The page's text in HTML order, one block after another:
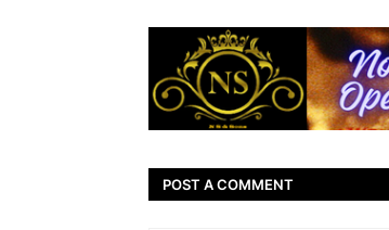
POST A COMMENT